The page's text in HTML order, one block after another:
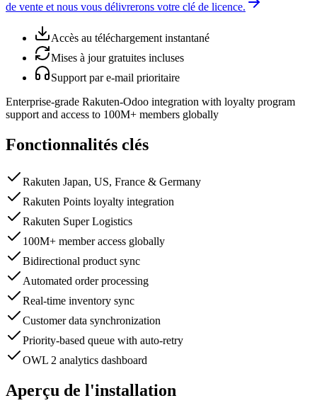
de vente et nous vous délivrerons votre clé de licence.
Accès au téléchargement instantané
Mises à jour gratuites incluses
Support par e-mail prioritaire
Enterprise-grade Rakuten-Odoo integration with loyalty program
support and access to 100M+ members globally
Fonctionnalités clés
Rakuten Japan, US, France & Germany
Rakuten Points loyalty integration
Rakuten Super Logistics
100M+ member access globally
Bidirectional product sync
Automated order processing
Real-time inventory sync
Customer data synchronization
Priority-based queue with auto-retry
OWL 2 analytics dashboard
Aperçu de l'installation